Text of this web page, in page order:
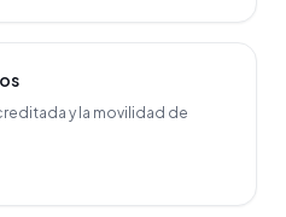
y la movilidad de